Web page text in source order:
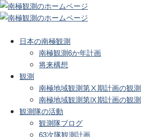
日本の南極観測
南極観測6か年計画
将来構想
観測
南極地域観測第Ⅹ期計画の観測
南極地域観測第Ⅸ期計画の観測
観測隊の活動
観測隊ブログ
63次隊観測計画